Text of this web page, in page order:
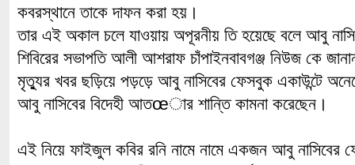
কবরস্থানে তাকে দাফন করা হয়।
তার এই অকাল চলে যাওয়ায় অপূরনীয় তি হয়েছে বলে আবু
শিবিরের সভাপতি আলী আশরাফ চাঁপাইনবাবগঞ্জ নিউজ কে
মৃত্যুর খবর ছড়িয়ে পড়ড়ে আবু নাসিবের ফেসবুক একাউন্টে
আবু নাসিবের বিদেহী আতœার শান্তি কামনা করেছেন।
এই নিয়ে ফাইজুল কবির রনি নামে নামে একজন আবু নাসিবের